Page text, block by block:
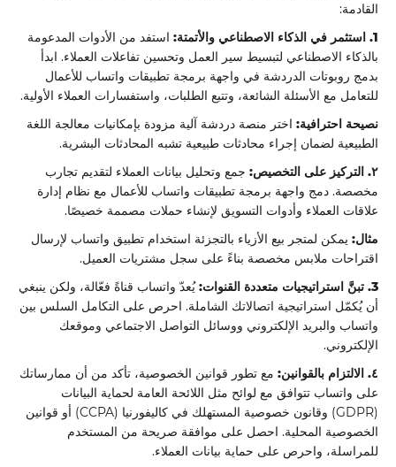
القادمة:
1. استثمر في الذكاء الاصطناعي والأتمتة:
استفد من الأدوات المدعومة
بالذكاء الاصطناعي لتبسيط سير العمل وتحسين تفاعلات العملاء. ابدأ
بدمج روبوتات الدردشة في واجهة برمجة تطبيقات واتساب للأعمال
للتعامل مع الأسئلة الشائعة، وتتبع الطلبات، واستفسارات العملاء الأولية.
نصيحة احترافية: اختر منصة دردشة آلية مزودة بإمكانيات معالجة اللغة
الطبيعية لضمان إجراء محادثات طبيعية تشبه المحادثات البشرية.
٢. التركيز على التخصيص:
جمع وتحليل بيانات العملاء لتقديم تجارب
مخصصة. دمج واجهة برمجة تطبيقات واتساب للأعمال مع نظام إدارة
علاقات العملاء وأدوات التسويق لإنشاء حملات مصممة خصيصًا.
مثال: يمكن لمتجر بيع الأزياء بالتجزئة استخدام تطبيق واتساب لإرسال
اقتراحات ملابس مخصصة بناءً على سجل مشتريات العميل.
3. تبنَّ استراتيجيات متعددة القنوات:
يُعدّ واتساب قناةً فعّالة، ولكن ينبغي
أن يُكمّل استراتيجية اتصالاتك الشاملة. احرص على التكامل السلس بين
واتساب والبريد الإلكتروني ووسائل التواصل الاجتماعي وموقعك
الإلكتروني.
٤. الالتزام بالقوانين:
مع تطور قوانين الخصوصية، تأكد من أن ممارساتك
على واتساب تتوافق مع لوائح مثل اللائحة العامة لحماية البيانات
(GDPR) وقانون خصوصية المستهلك في كاليفورنيا (CCPA) أو قوانين
الخصوصية المحلية. احصل على موافقة صريحة من المستخدم
للمراسلة، واحرص على حماية بيانات العملاء.